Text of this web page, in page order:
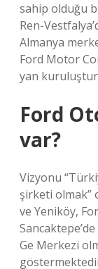
sahip olduğu
Ren-
Almanya
Ford Motor
yan
Ford
var?
Vizyonu
şirketi olmak”
ve Yeniköy,
Ge Merkezi